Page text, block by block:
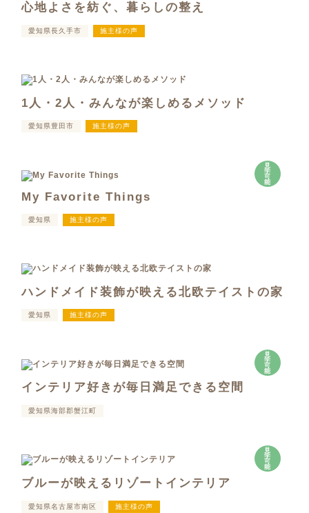
心地よさを紡ぐ、暮らしの整え
愛知県長久手市 施主様の声
1人・2人・みんなが楽しめるメソッド
愛知県豊田市 施主様の声
見
学
可
能
My Favorite Things
愛知県 施主様の声
ハンドメイド装飾が映える北欧テイストの家
愛知県 施主様の声
見
学
可
能
インテリア好きが毎日満足できる空間
愛知県海部郡蟹江町
見
学
可
能
ブルーが映えるリゾートインテリア
愛知県名古屋市南区 施主様の声